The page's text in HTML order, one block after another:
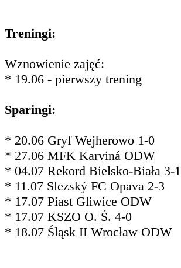
Treningi:
Wznowienie zajęć:
* 19.06 - pierwszy trening
Sparingi:
* 20.06 Gryf Wejherowo 1-0
* 27.06 MFK Karviná ODW
* 04.07 Rekord Bielsko-Biała 3-1
* 11.07 Slezský FC Opava 2-3
* 17.07 Piast Gliwice ODW
* 17.07 KSZO O. Ś. 4-0
* 18.07 Śląsk II Wrocław ODW